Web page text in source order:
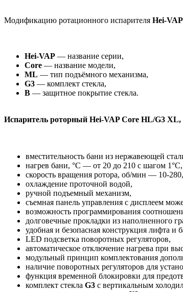
Модификацию ротационного испарителя Hei-VAP
Hei-VAP — название серии,
Core — название модели,
ML — тип подъёмного механизма,
G3 — комплект стекла,
В — защитное покрытие стекла.
Испаритель роторный Hei-VAP Core HL/G3
вместительность бани из нержавеющей
нагрев бани, °С — от 20 до 210 с шагом 1°С,
скорость вращения ротора, об/мин — 10-280,
охлаждение проточной водой,
ручной подъемный механизм,
съемная панель управления с дисплеем
возможность программирования
долговечные прокладки из наполненного
удобная и безопасная конструкция лифта и
LED подсветка поворотных регуляторов,
автоматическое отключение нагрева при
модульный принцип комплектования
наличие поворотных регуляторов для
функция временной блокировки для
комплект стекла G3 с вертикальным